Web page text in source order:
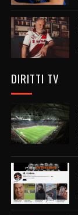
DIRITTI TV